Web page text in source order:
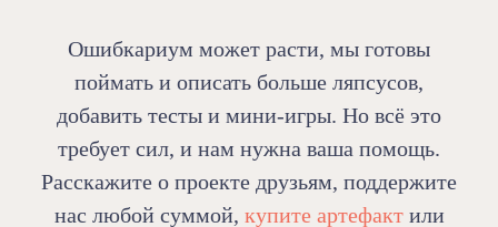
Ошибкариум может расти, мы готовы
поймать и описать больше ляпсусов,
добавить тесты и мини-игры. Но всё это
требует сил, и нам нужна ваша помощь.
Расскажите о проекте друзьям, поддержите
нас любой суммой, купите артефактили